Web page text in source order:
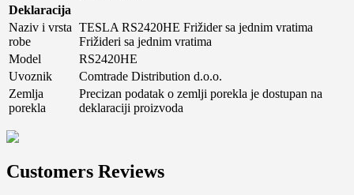
Deklaracija
Naziv i vrsta
robe
TESLA RS2420HE Frižider sa jednim vratima
Frižideri sa jednim vratima
Model
RS2420HE
Uvoznik
Comtrade Distribution d.o.o.
Zemlja
porekla
Precizan podatak o zemlji porekla je dostupan na
deklaraciji proizvoda
Customers Reviews